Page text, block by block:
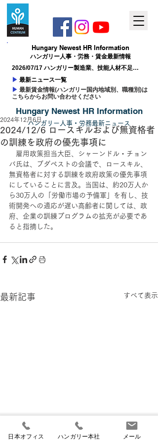
Hungary ​Newest HR Information
2026/07/17 ハンガリー製造業、技能人材不足が
成長の制約に
ハンガリー人事​・労務・賃金最新情報
▶ 最新ニュース一覧
▶ 最新賃金情報(ハンガリー国内地域別、職種別)は
こちらからお問い合わせください
2024/12/6 ロースキルおよび無資格者
の訓練を政府の優先事項に
2024年12月6日
雇用政策担当大臣、シャーンドル・チョン
バ氏は、ブダペストの会議で、ロースキル、
無資格者に対する訓練を政府政策の優先事項
にしていることに言及。当国は、約20万人か
ら30万人の「労働市場の予備軍」を有し、技
術開発への適応が遅い高齢者に関しては、政
府、企業の訓練プログラムの拡充が必要であ
ると指摘した。
最新記事 すべて表示
Hungary ​Newest HR Information
ハンガリー人事 ​・ 労務最新ニュー ス
日本オフィス ハンガリー本社 メール